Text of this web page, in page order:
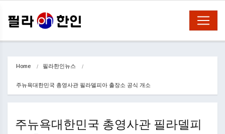
Home 필라한인뉴스
주뉴욕대한민국 총영사관 필라델피아 출장소 공식 개소
주뉴욕대한민국 총영사관 필라델피